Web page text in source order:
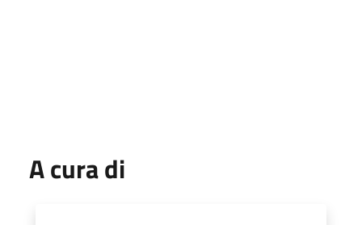
A cura di